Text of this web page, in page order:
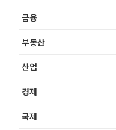
금융
부동산
산업
경제
국제